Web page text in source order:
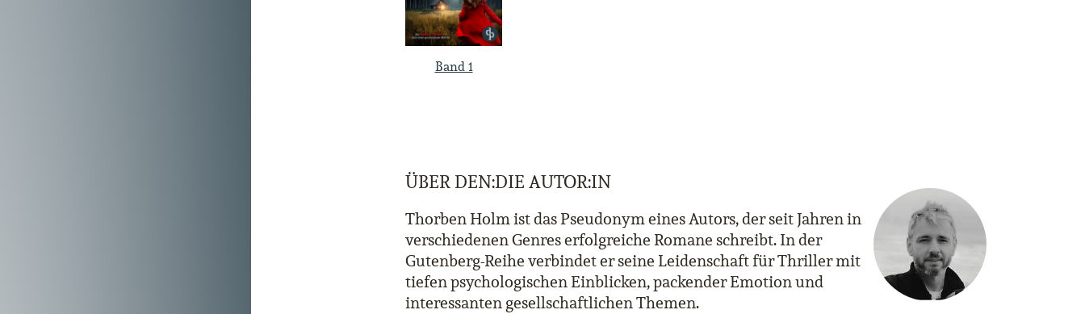
Band 1
ÜBER DEN:DIE AUTOR:IN
Thorben Holm ist das Pseudonym eines Autors, der seit Jahren in
verschiedenen Genres erfolgreiche Romane schreibt. In der
Gutenberg-Reihe verbindet er seine Leidenschaft für Thriller mit
tiefen psychologischen Einblicken, packender Emotion und
interessanten gesellschaftlichen Themen.